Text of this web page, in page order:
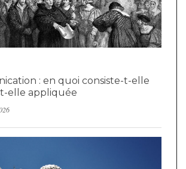
: en quoi consiste-t-elle
elle appliquée